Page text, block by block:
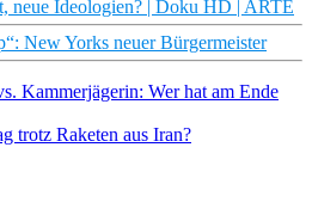
neue Ideologien? | Doku HD | ARTE
New Yorks neuer Bürgermeister
Kammerjägerin: Wer hat am Ende
trotz Raketen aus Iran?